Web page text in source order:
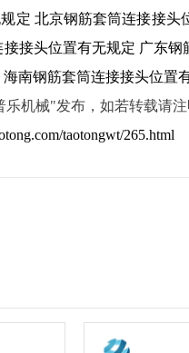
定 北京钢筋套筒连接接头
接头位置有无规定 广东钢
海南钢筋套筒连接接头位置
乐机械"发布，如若转载请
taotongwt/265.html